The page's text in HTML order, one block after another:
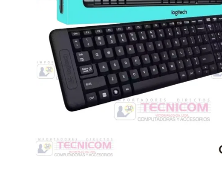
Monitores y TV
Suministros de Impresión
Punto de Venta
Accesorios y Periféricos
Protección Eléctrica
Software